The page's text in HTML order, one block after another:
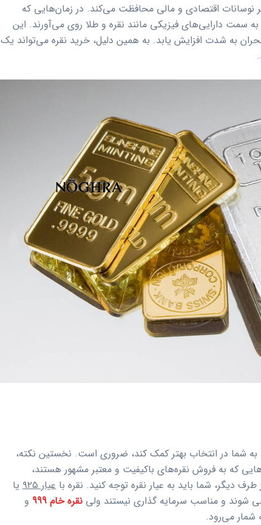
نوسانات اقتصادی و مالی محافظت می‌کند. در زمان‌هایی که
به سمت دارایی‌های فیزیکی مانند نقره و طلا روی می‌آورند. این
به شدت افزایش یابد. به همین دلیل، خرید نقره می‌تواند یک
به شما در انتخاب بهتر کمک کند، ضروری است. نخستین نکته،
که به فروش نقره‌های باکیفیت و معتبر مشهور هستند،
دیگر، شما باید به عیار نقره توجه کنید. نقره با عیار ۹۲۵
یا
می شوند و مناسب سرمایه گذاری نیستند ولی نقره خام 999
و
شمار می‌رود.